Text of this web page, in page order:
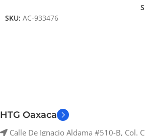
SKU: AC-933476
HTG Oaxaca
Calle De Ignacio Aldama #510-B, Col.